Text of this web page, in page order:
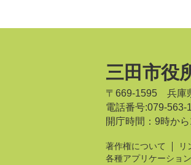
三田市役
〒669-1595 兵庫
電話番号:079-563-
開庁時間：9時か
著作権について リ
各種アプリケーショ